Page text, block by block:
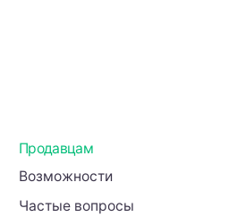
Продавцам
Возможности
Частые вопросы